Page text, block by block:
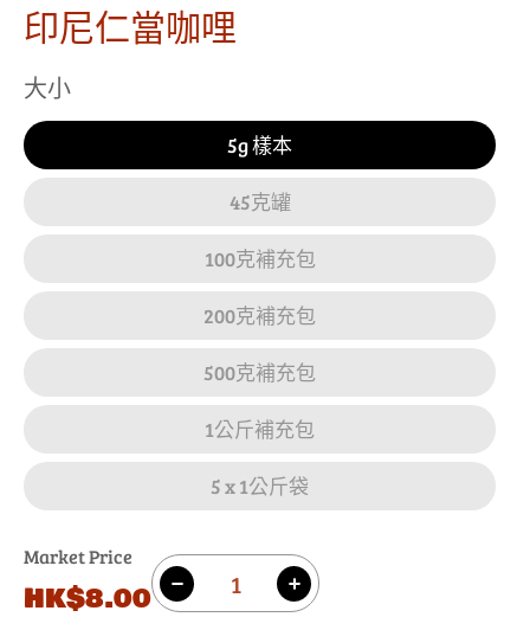
印尼仁當咖哩
大小
5g 樣本
45克罐
100克補充包
200克補充包
500克補充包
1公斤補充包
5 x 1公斤袋
Market Price
原
價
HK$8.00
數
量 減
增